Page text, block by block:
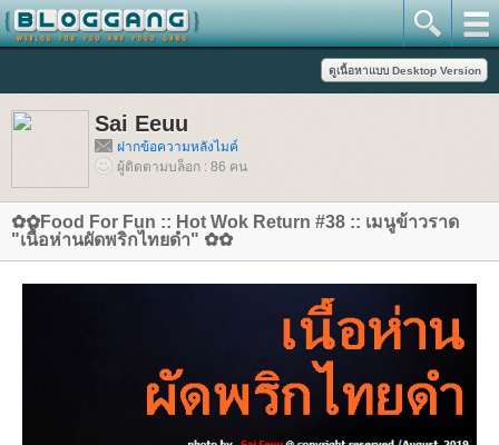
Sai Eeuu
ฝากข้อความหลังไมค์
ผู้ติดตามบล็อก : 86 คน
✿✿Food For Fun :: Hot Wok Return #38 :: เมนูข้าวราด
"เนื้อห่านผัดพริกไทยดำ" ✿✿